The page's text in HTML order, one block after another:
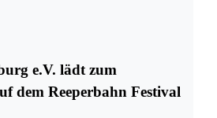
e.V. lädt zum
dem Reeperbahn Festival